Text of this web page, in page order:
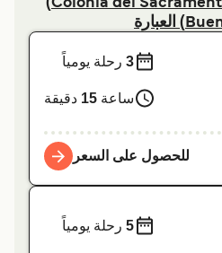
کولونیا دل ساکرامنتو (Colonia del Sacramento)
3رحلة يومياً
ساعة15دقيقة
للحصول على السعر
5رحلة يومياً